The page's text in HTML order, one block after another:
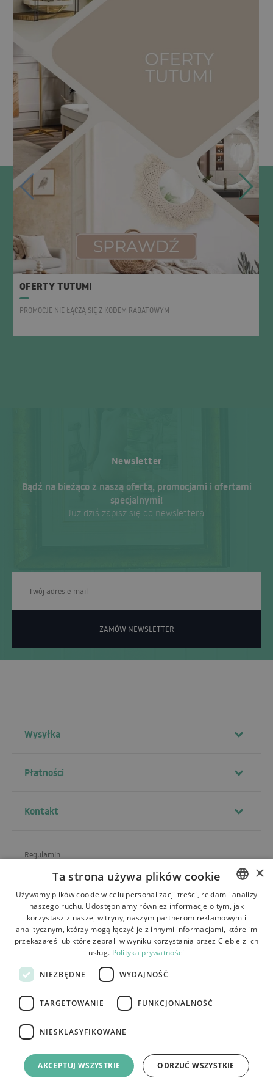
OFERTY TUTUMI
PROMOCJE NIE ŁĄCZĄ SIĘ Z KODEM RABATOWYM
Newsletter
Bądź na bieżąco z naszą ofertą, promocjami i ofertami
specjalnymi!
Już dziś zapisz się do newslettera!
ZAMÓW NEWSLETTER
Wysyłka
Płatności
Kontakt
Regulamin
Wysyłka
Zwroty i reklamacje
Kontakt
e-commerce platform by:
POLISH
BULGARIAN
ROMANIAN
×
Ta strona używa plików cookie
Używamy plików cookie w celu personalizacji treści, reklam i analizy
naszego ruchu. Udostępniamy również informacje o tym, jak
korzystasz z naszej witryny, naszym partnerom reklamowym i
analitycznym, którzy mogą łączyć je z innymi informacjami, które im
przekazałeś lub które zebrali w wyniku korzystania przez Ciebie z ich
usług. Polityka prywatności
NIEZBĘDNE WYDAJNOŚĆ
TARGETOWANIE FUNKCJONALNOŚĆ
NIESKLASYFIKOWANE
AKCEPTUJ WSZYSTKIE ODRZUĆ WSZYSTKIE